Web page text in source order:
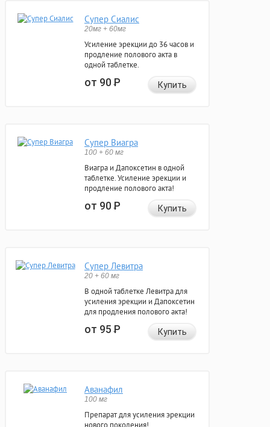
Супер Сиалис
20мг + 60мг
Усиление эрекции до 36 часов и
продление полового акта в
одной таблетке.
от 90Р Купить
Супер Виагра
100 + 60 мг
Виагра и Дапоксетин в одной
таблетке. Усиление эрекции и
продление полового акта!
от 90Р Купить
Супер Левитра
20 + 60 мг
В одной таблетке Левитра для
усиления эрекции и Дапоксетин
для продления полового акта!
от 95Р Купить
Аванафил
100 мг
Препарат для усиления эрекции